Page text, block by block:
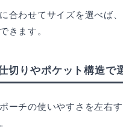
合わせてサイズを選べば
きます。
切りやポケット構造で
ーチの使いやすさを左右す
。